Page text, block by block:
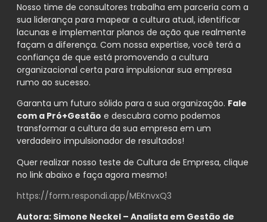
Nosso time de consultores trabalha em parceria com a
sua liderança para mapear a cultura atual, identificar
lacunas e implementar planos de ação que realmente
façam a diferença. Com nossa expertise, você terá a
confiança de que está promovendo a cultura
organizacional certa para impulsionar sua empresa
rumo ao sucesso.
Garanta um futuro sólido para a sua organização. Fale
com a Pró+Gestão e descubra como podemos
transformar a cultura da sua empresa em um
verdadeiro impulsionador de resultados!
Quer realizar nosso teste de Cultura de Empresa, clique
no link abaixo e faça agora mesmo!
https://form.respondi.app/MEKnvxQ3
Autora: Simone Neckel – Analista em Gestão de